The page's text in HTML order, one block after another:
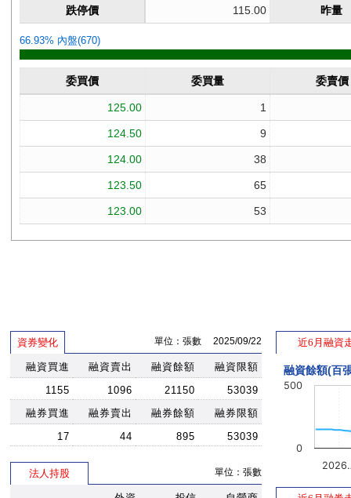
資券變化 單位：張數 2025/09/22
融資買進 融資賣出 融資餘額
融資限額
1155
1096 21150
53039
融券買進
融券賣出 融券餘額
融券限額
17
44 895 53039
法人持股 單位：張數
近6月融資
融資餘額(百
0
500